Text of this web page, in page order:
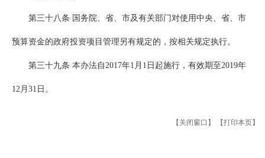
第三十八条 国务院、省、市及有关部门对使用中央、省、市
预算资金的政府投资项目管理另有规定的，按相关规定执行。
第三十九条 本办法自2017年1月1日起施行，有效期至2019年
12月31日。
【关闭窗口】 【打印本页】